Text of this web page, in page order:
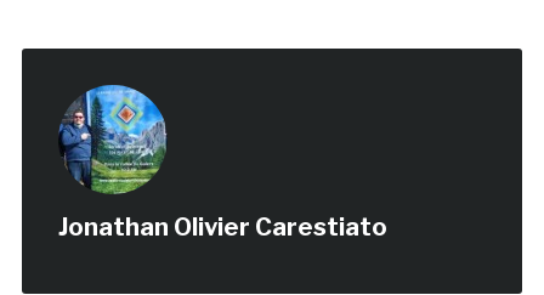
Jonathan Olivier Carestiato